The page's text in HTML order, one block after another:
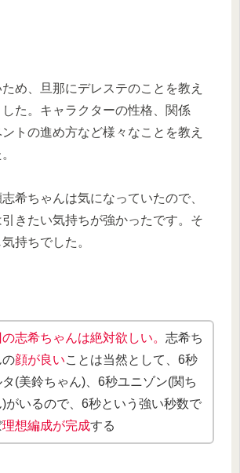
め、旦那にデレステのことを教え
た。キャラクターの性格、関係
トの進め方など様々なことを教え
希ちゃんは気になっていたので、
きたい気持ちが強かったです。そ
持ちでした。
志希ちゃんは絶対欲しい。志希ち
の顔が良いことは当然として、6秒
タ(美鈴ちゃん)、6秒ユニゾン(関ち
)がいるので、6秒という強い秒数で
理想編成が完成する